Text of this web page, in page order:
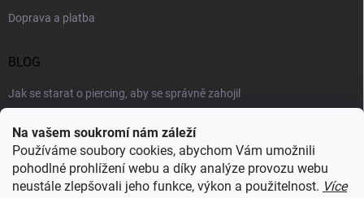
Na vašem soukromí nám záleží
Používáme soubory cookies, abychom Vám umožnili
pohodlné prohlížení webu a díky analýze provozu webu
neustále zlepšovali jeho funkce, výkon a použitelnost. Více
Doprava a platba
BLOG
Jak se starat o piercing, aby se správně zahojil
Šperky a voda: co šperkům vadí nejvíc a proč